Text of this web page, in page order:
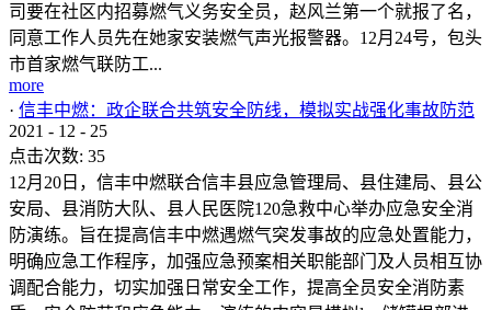
司要在社区内招募燃气义务安全员，赵风兰第一个就报了名，
同意工作人员先在她家安装燃气声光报警器。12月24号，包头
市首家燃气联防工...
more
· 信丰中燃：政企联合共筑安全防线，模拟实战强化事故防范
2021 - 12 - 25
点击次数: 35
12月20日，信丰中燃联合信丰县应急管理局、县住建局、县公
安局、县消防大队、县人民医院120急救中心举办应急安全消
防演练。旨在提高信丰中燃遇燃气突发事故的应急处置能力，
明确应急工作程序，加强应急预案相关职能部门及人员相互协
调配合能力，切实加强日常安全工作，提高全员安全消防素